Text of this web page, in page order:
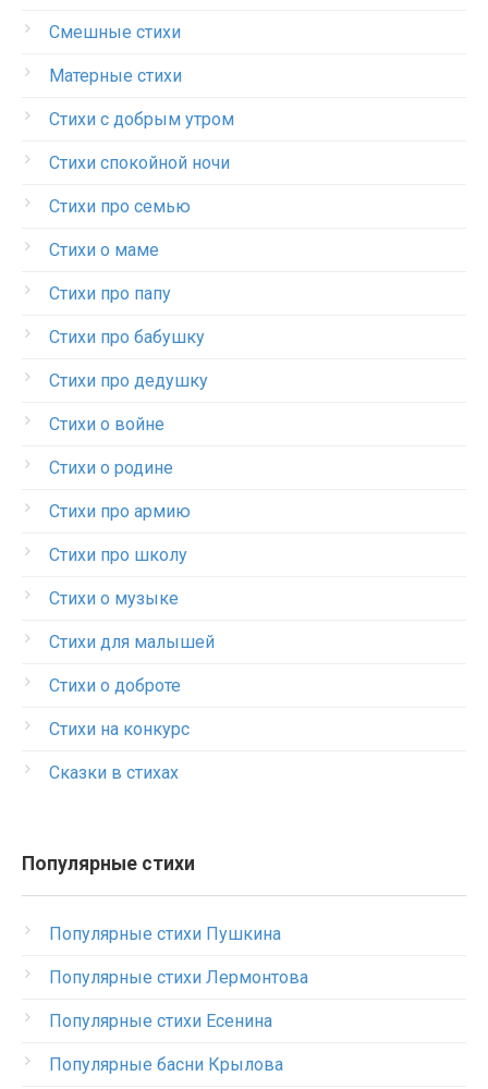
Смешные стихи
Матерные стихи
Стихи с добрым утром
Стихи спокойной ночи
Стихи про семью
Стихи о маме
Стихи про папу
Стихи про бабушку
Стихи про дедушку
Стихи о войне
Стихи о родине
Стихи про армию
Стихи про школу
Стихи о музыке
Стихи для малышей
Стихи о доброте
Стихи на конкурс
Сказки в стихах
Популярные стихи
Популярные стихи Пушкина
Популярные стихи Лермонтова
Популярные стихи Есенина
Популярные басни Крылова